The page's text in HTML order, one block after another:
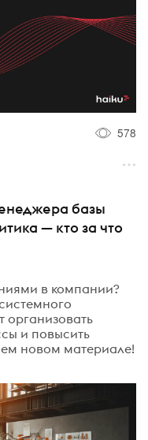
578
базы
— кто за что
в компании?
организовать
и повысить
новом материале!